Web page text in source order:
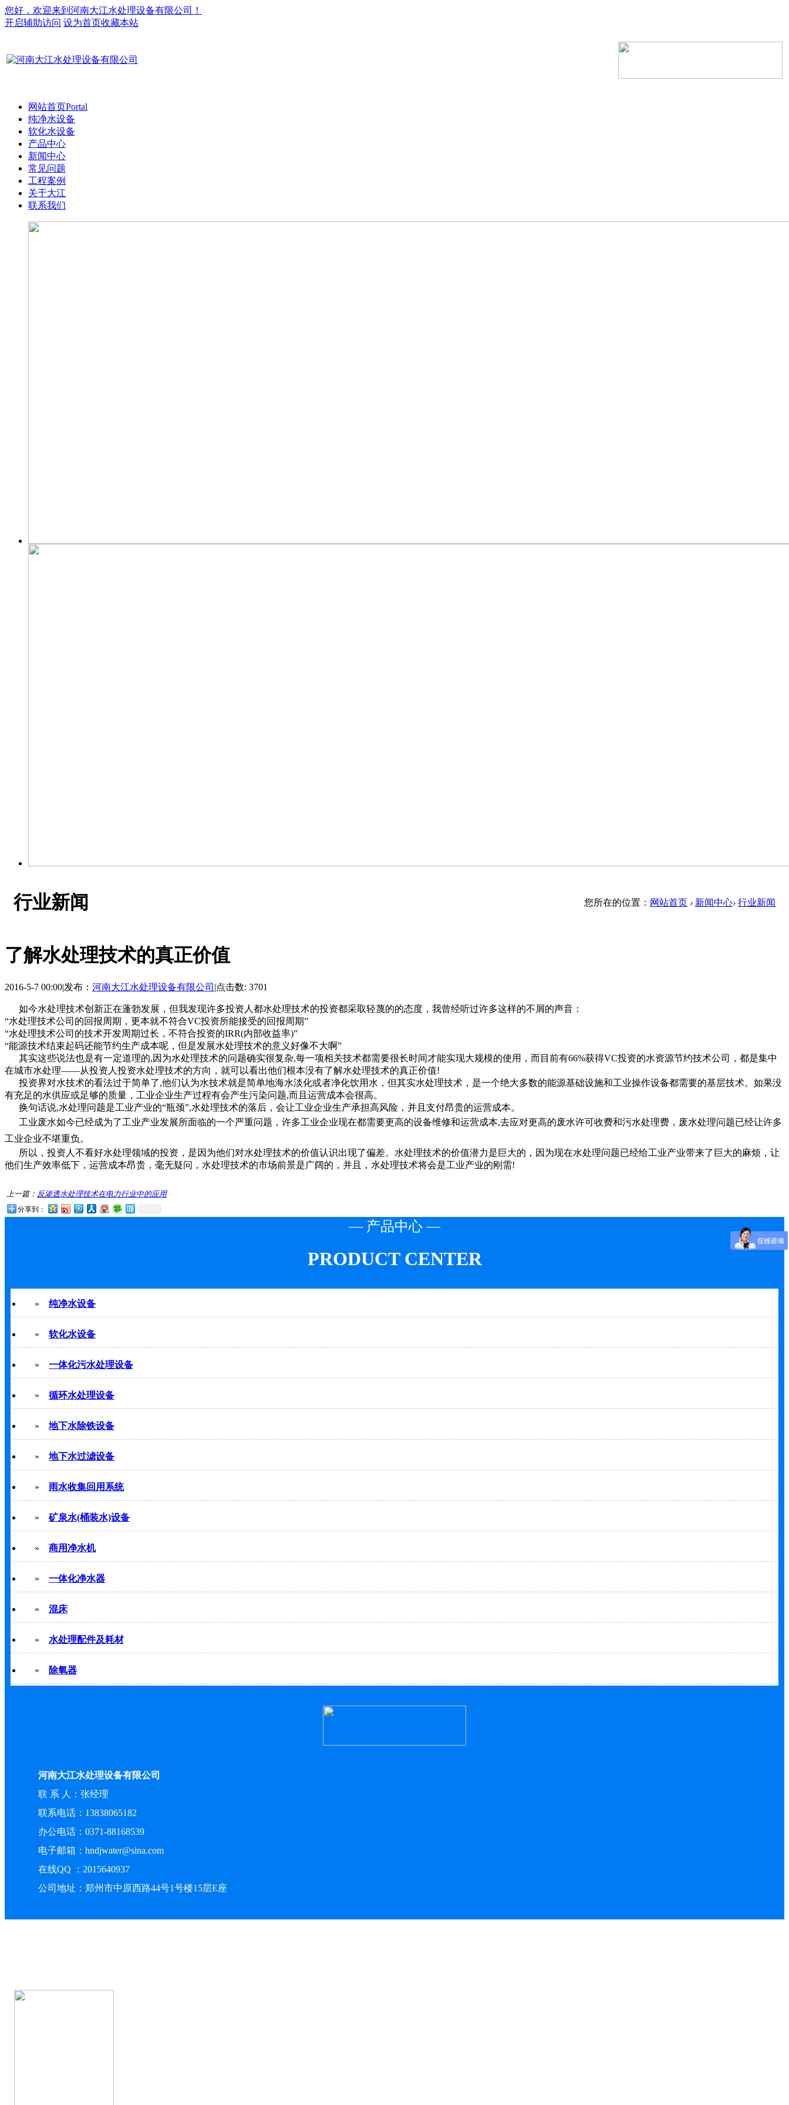
您好，欢迎来到河南大江水处理设备有限公司！
开启辅助访问 设为首页收藏本站
网站首页Portal
纯净水设备
软化水设备
产品中心
新闻中心
常见问题
工程案例
关于大江
联系我们
行业新闻 您所在的位置： 网站首页 › 新闻中心› 行业新闻
了解水处理技术的真正价值
2016-5-7 00:00|发布： 河南大江水处理设备有限公司 |点击数: 3701
如今水处理技术创新正在蓬勃发展，但我发现许多投资人都水处理技术的投资都采取轻蔑的的态度，我曾经听过许多这样的不屑的声音：
“水处理技术公司的回报周期，更本就不符合VC投资所能接受的回报周期”
“水处理技术公司的技术开发周期过长，不符合投资的IRR(内部收益率)”
“能源技术结束起码还能节约生产成本呢，但是发展水处理技术的意义好像不大啊”
其实这些说法也是有一定道理的,因为水处理技术的问题确实很复杂,每一项相关技术都需要很长时间才能实现大规模的使用，而目前有66%获得VC投资的水资源节约技术公司，都是集中
在城市水处理——从投资人投资水处理技术的方向，就可以看出他们根本没有了解水处理技术的真正价值!
投资界对水技术的看法过于简单了,他们认为水技术就是简单地海水淡化或者净化饮用水，但其实水处理技术，是一个绝大多数的能源基础设施和工业操作设备都需要的基层技术。如果没
有充足的水供应或足够的质量，工业企业生产过程有会产生污染问题,而且运营成本会很高。
换句话说,水处理问题是工业产业的“瓶颈”,水处理技术的落后，会让工业企业生产承担高风险，并且支付昂贵的运营成本。
工业废水如今已经成为了工业产业发展所面临的一个严重问题，许多工业企业现在都需要更高的设备维修和运营成本,去应对更高的废水许可收费和污水处理费，废水处理问题已经让许多
工业企业不堪重负。
所以，投资人不看好水处理领域的投资，是因为他们对水处理技术的价值认识出现了偏差。水处理技术的价值潜力是巨大的，因为现在水处理问题已经给工业产业带来了巨大的麻烦，让
他们生产效率低下，运营成本昂贵，毫无疑问，水处理技术的市场前景是广阔的，并且，水处理技术将会是工业产业的刚需!
上一篇： 反渗透水处理技术在电力行业中的应用
分享到：
— 产品中心 —
PRODUCT CENTER
» 纯净水设备
» 软化水设备
» 一体化污水处理设备
» 循环水处理设备
» 地下水除铁设备
» 地下水过滤设备
» 雨水收集回用系统
» 矿泉水(桶装水)设备
» 商用净水机
» 一体化净水器
» 混床
» 水处理配件及耗材
» 除氧器
河南大江水处理设备有限公司
联 系 人：张经理
联系电话：13838065182
办公电话：0371-88168539
电子邮箱：hndjwater@sina.com
在线QQ ：2015640937
公司地址：郑州市中原西路44号1号楼15层E座